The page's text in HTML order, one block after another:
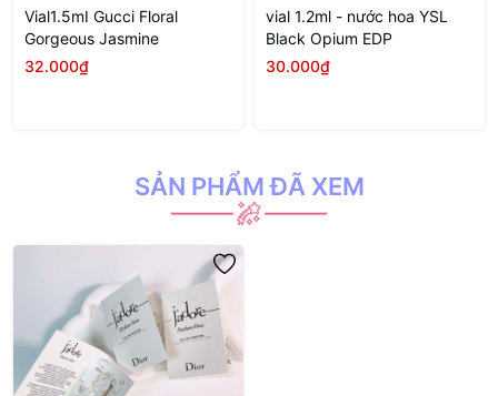
Vial1.5mI Gucci Floral
Gorgeous Jasmine
32.000₫
vial 1.2ml - nước hoa YSL
Black Opium EDP
30.000₫
SẢN PHẨM ĐÃ XEM